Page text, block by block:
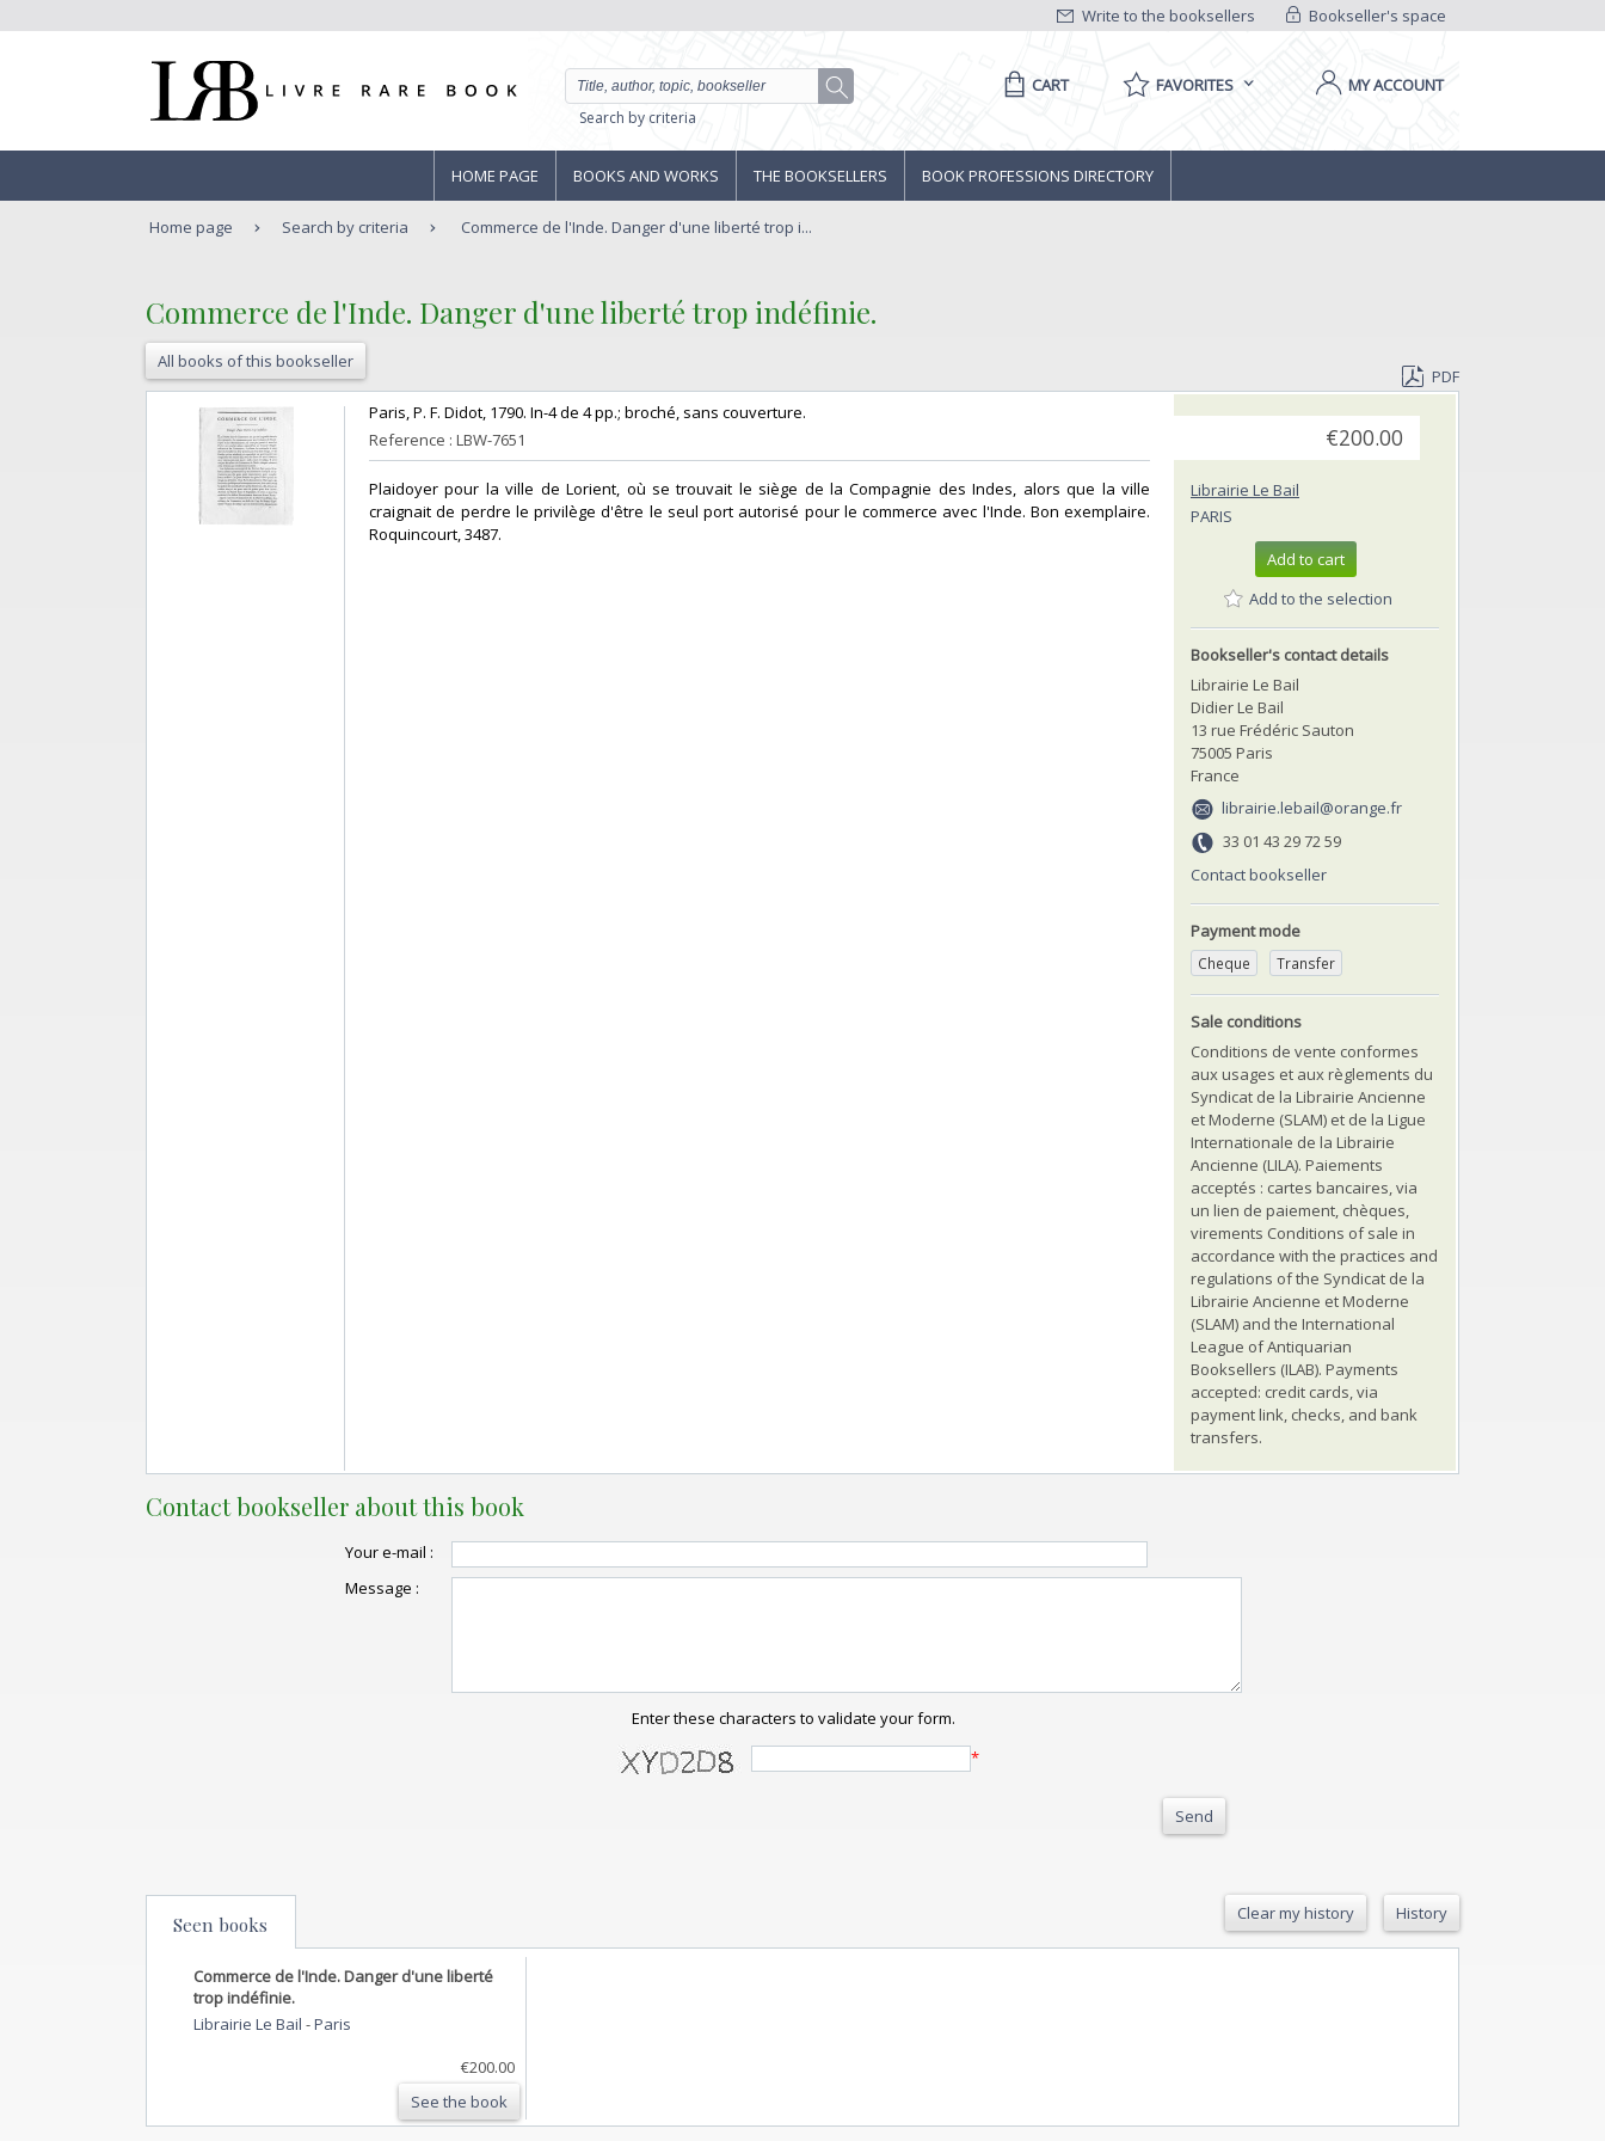
Bookseller's space
Write to the booksellers
Search by criteria
CART FAVORITES MY ACCOUNT
HOME PAGE BOOKS AND WORKS THE BOOKSELLERS BOOK PROFESSIONS DIRECTORY
Home page Search by criteria Commerce de l'Inde. Danger d'une liberté trop i...
‎Commerce de l'Inde. Danger d'une liberté trop indéfinie.‎
All books of this bookseller
PDF
‎Paris, P. F. Didot, 1790. In-4 de 4 pp.; broché, sans couverture.‎
Reference : LBW-7651
‎Plaidoyer pour la ville de Lorient, où se trouvait le siège de la Compagnie des Indes, alors que la ville
craignait de perdre le privilège d'être le seul port autorisé pour le commerce avec l'Inde. Bon exemplaire.
Roquincourt, 3487.‎
€200.00
Librairie Le Bail
PARIS
Add to cart
Add to the selection
Bookseller's contact details
Librairie Le Bail
Didier Le Bail
13 rue Frédéric Sauton
75005 Paris
France
librairie.lebail@orange.fr
33 01 43 29 72 59
Contact bookseller
Payment mode
Cheque Transfer
Sale conditions
Conditions de vente conformes
aux usages et aux règlements du
Syndicat de la Librairie Ancienne
et Moderne (SLAM) et de la Ligue
Internationale de la Librairie
Ancienne (LILA). Paiements
acceptés : cartes bancaires, via
un lien de paiement, chèques,
virements Conditions of sale in
accordance with the practices and
regulations of the Syndicat de la
Librairie Ancienne et Moderne
(SLAM) and the International
League of Antiquarian
Booksellers (ILAB). Payments
accepted: credit cards, via
payment link, checks, and bank
transfers.
Contact bookseller about this book
Your e-mail :
Message :
Enter these characters to validate your form.
*
Send
Seen books Clear my history History
Commerce de l'Inde. Danger d'une liberté
trop indéfinie.
Librairie Le Bail -Paris
€200.00
See the book